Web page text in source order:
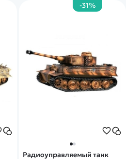
-31%
Радиоуправляемый танк